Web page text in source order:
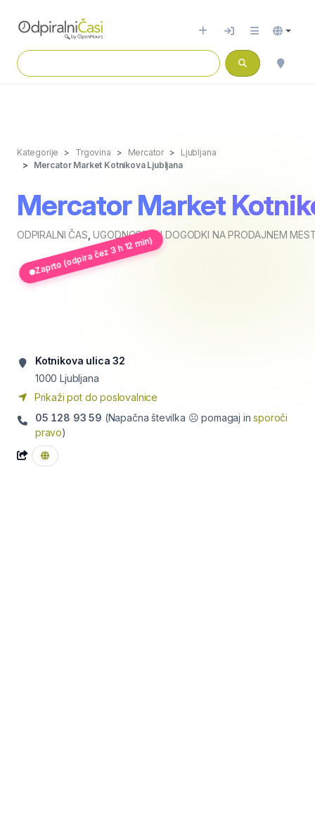
Kategorije Trgovina Mercator
Ljubljana
Mercator Market Kotnikova Ljubljana
Mercator Market
ODPIRALNI ČAS ,UGODNOSTI IN DOGODKI NA PRODAJNEM
Zaprto (odpira čez 3 h 12 min)
Kotnikova ulica 32
1000 Ljubljana
Prikaži pot do poslovalnice
05 128 93 59 (Napačna številka ☹ pomagaj insporoči
pravo)